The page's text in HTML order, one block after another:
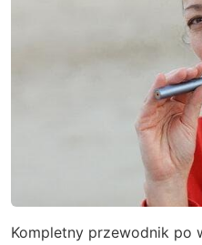
Kompletny przewodnik po